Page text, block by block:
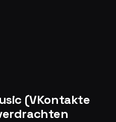
(VKontakte